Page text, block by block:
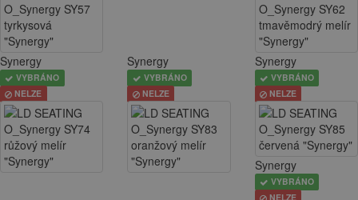
Synergy
VYBRÁNO
NELZE
Synergy
VYBRÁNO
NELZE
Synergy
VYBRÁNO
NELZE
Synergy
VYBRÁNO